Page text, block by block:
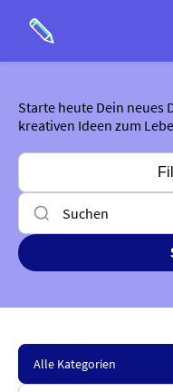
Starte heute Dein neues
kreativen Ideen zum
Alle Kategorien